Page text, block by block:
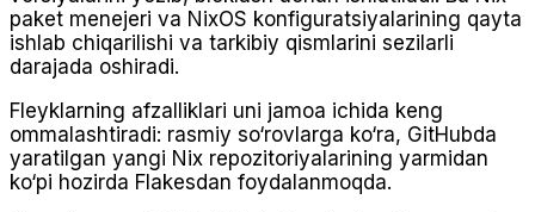
paket menejeri va NixOS konfiguratsiyalarining qayta
ishlab chiqarilishi va tarkibiy qismlarini sezilarli
darajada oshiradi.
Fleyklarning afzalliklari uni jamoa ichida keng
ommalashtiradi: rasmiy so‘rovlarga ko‘ra, GitHubda
yaratilgan yangi Nix repozitoriyalarining yarmidan
ko‘pi hozirda Flakesdan foydalanmoqda.